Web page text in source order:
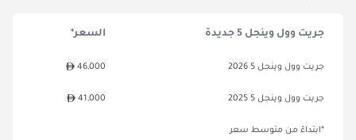
جريت وول وينجل 5 جديدة السعر*
جريت وول وينجل 5 2026 46,000
جريت وول وينجل 5 2025 41,000
*ابتداءً من متوسط سعر